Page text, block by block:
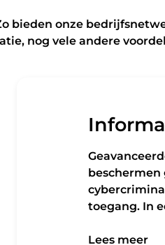
bieden onze
nog vele andere
toegang. In
Lees meer